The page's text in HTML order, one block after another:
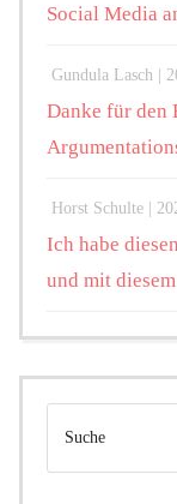
Social Media
Gundula Lasch |
Danke für den
Horst Schulte |
Ich habe
und mit